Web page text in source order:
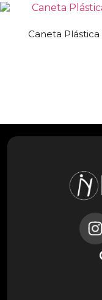
Caneta Plástica